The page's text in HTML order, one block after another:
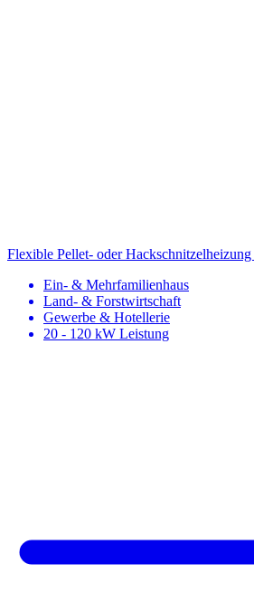
Flexible Pellet- oder Hackschnitzelheizung
Ein- & Mehrfamilienhaus
Land- & Forstwirtschaft
Gewerbe & Hotellerie
20 - 120 kW Leistung